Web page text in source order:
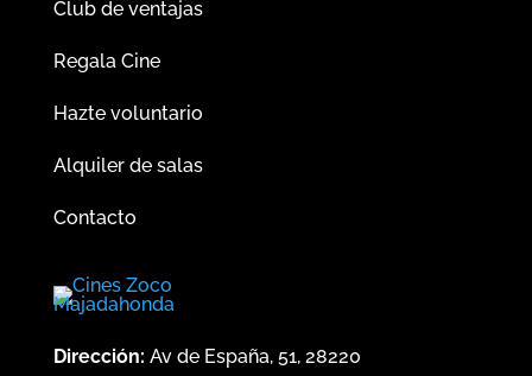
Club de ventajas
Regala Cine
Hazte voluntario
Alquiler de salas
Contacto
Dirección: Av de España, 51, 28220